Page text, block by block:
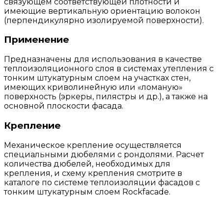
имеющие вертикальную ориентацию волокон
(перпендикулярно изолируемой поверхности).
Применение
Предназначены для использования в качестве
теплоизоляционного слоя в системах утепления с
тонким штукатурным слоем на участках стен,
имеющих криволинейную или «ломаную»
поверхность (эркеры, пилястры и др.), а также на
основной плоскости фасада.
Крепление
Механическое крепление осуществляется
специальными дюбелями с рондолями. Расчет
количества дюбелей, необходимых для
крепления, и схему крепления смотрите в
каталоге по системе теплоизоляции фасадов с
тонким штукатурным слоем Rockfacade.